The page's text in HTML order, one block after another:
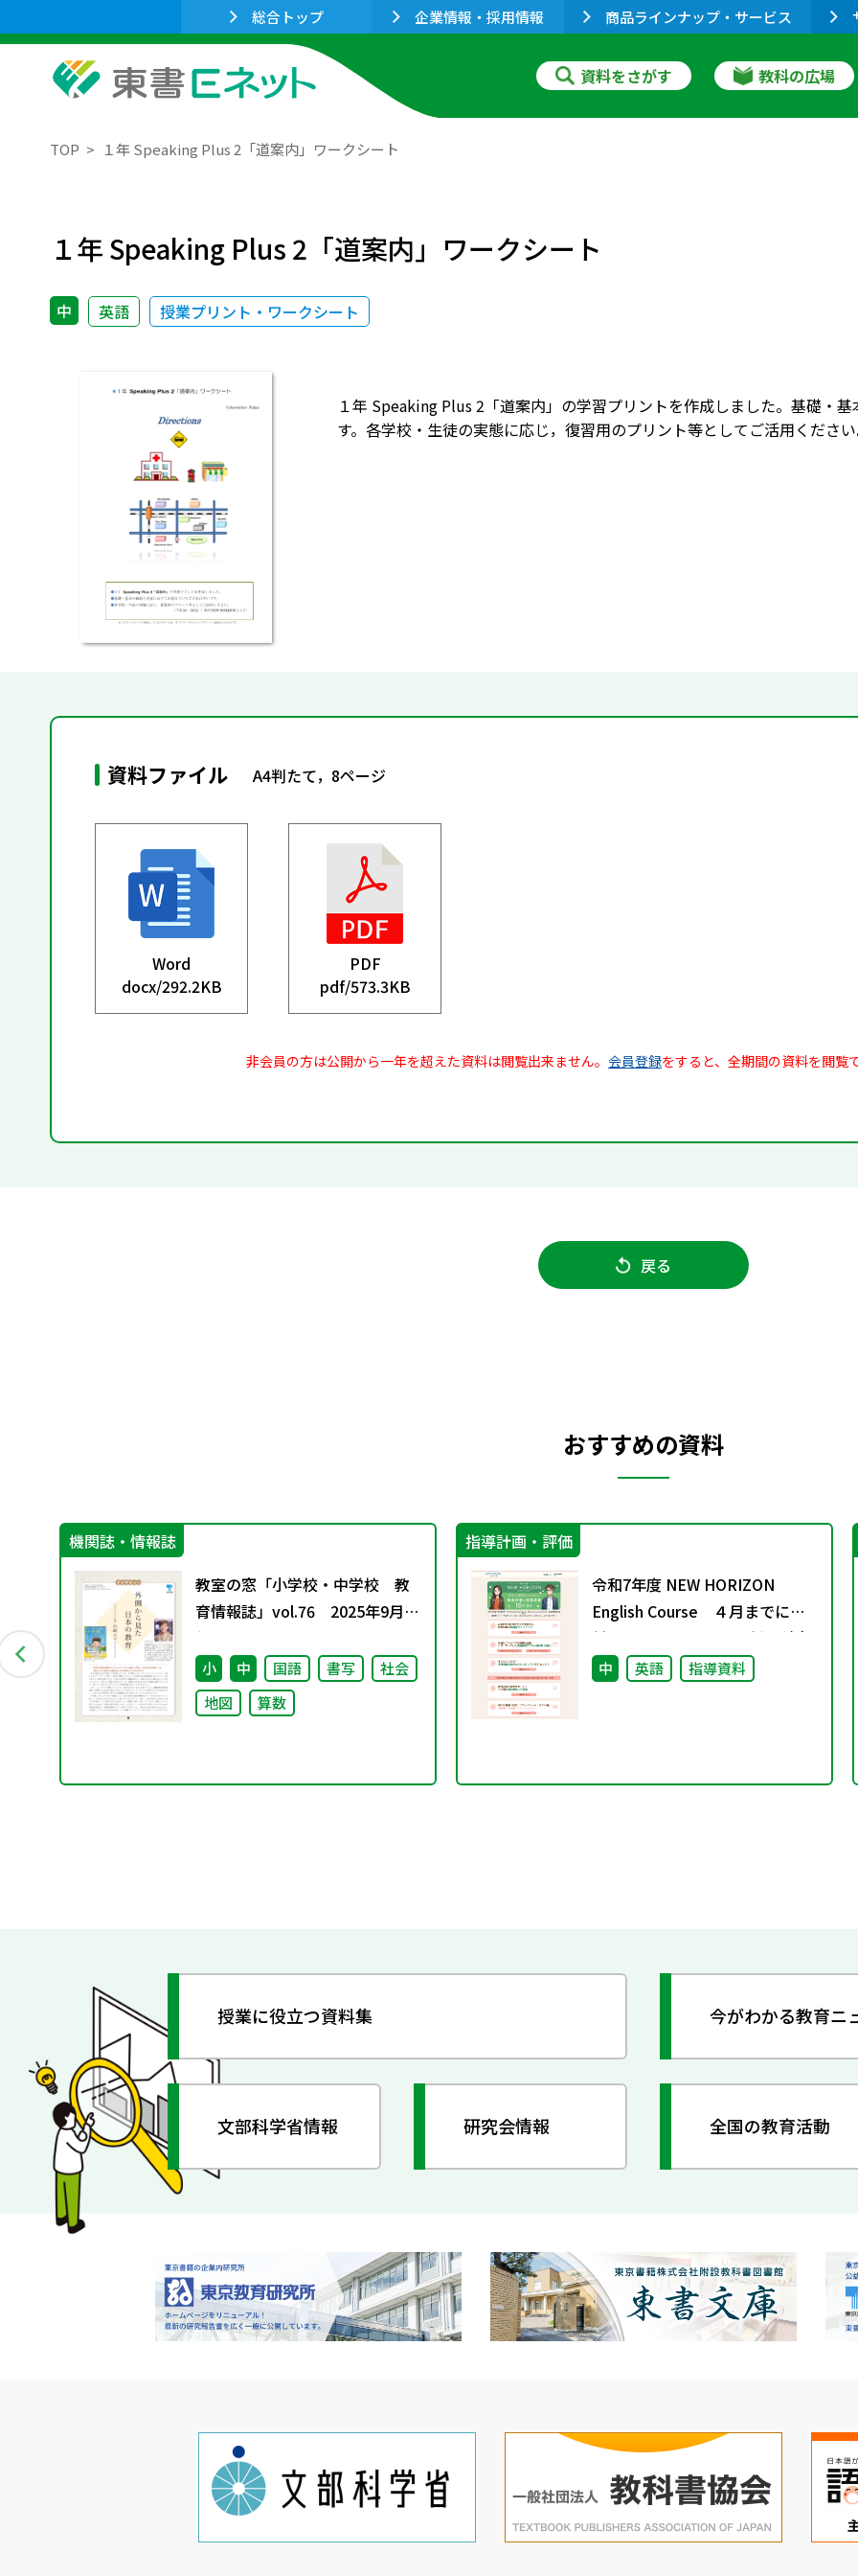
総合トップ 企業情報・採用情報 商品ラインナップ・サービス
資料をさがす 教科の広場
TOP １年 Speaking Plus 2「道案内」ワークシート
１年 Speaking Plus 2「道案内」ワークシート
中 英語 授業プリント・ワークシート
１年 Speaking Plus 2「道案内」の学習プリントを作成しました。基礎・
す。各学校・生徒の実態に応じ，復習用のプリント等としてご活用ください
資料ファイル A4判たて，8ページ
Word
docx/292.2KB
PDF
pdf/573.3KB
非会員の方は公開から一年を超えた資料は閲覧出来ません。 会員登録をすると、全期間の資料を閲覧
戻る
おすすめの資料
機関誌・情報誌
教室の窓「小学校・中学校 教
育情報誌」vol.76 2025年9月発
行
小 中 国語 書写
社会
地図
算数
指導計画・評価
令和7年度 NEW HORIZON
English Course ４月までに絶
対におさえておきたい 新教科書
の授業準備 10のコト
中 英語 指導資料
授業に役立つ資料集 今がわかる教育ニ
文部科学省情報 研究会情報 全国の教育活動